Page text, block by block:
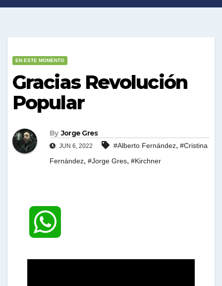
EN ESTE MOMENTO
Gracias Revolución
Popular
By Jorge Gres
JUN 6, 2022 #Alberto Fernández, #Cristina
Fernández, #Jorge Gres, #Kirchner